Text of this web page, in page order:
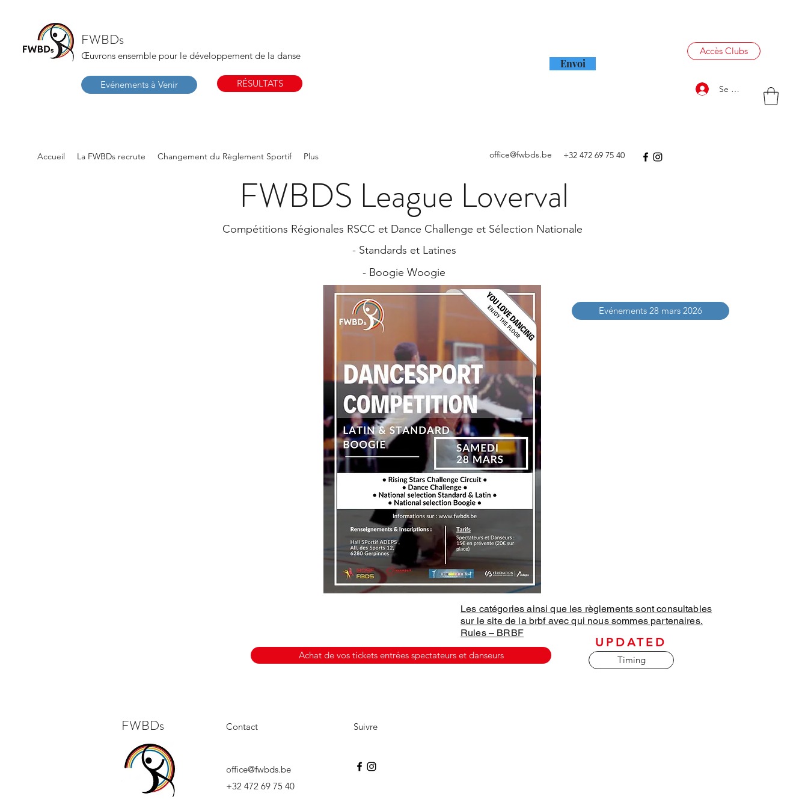
FWBDs
Œuvrons ensemble pour le développement de la danse
Evénements à Venir RÉSULTATS
Accès Clubs
Se connecter
Envoi
Accueil La FWBDs recrute Changement du Règlement Sportif Plus office@fwbds.be +32 472 69 75 40
FWBDS League Loverval
Compétitions Régionales RSCC et Dance Challenge et Sélection Nationale
- Standards et Latines
- Boogie Woogie
Evénements 28 mars 2026
Les catégories ainsi que les règlements sont consultables
sur le site de la brbf avec qui nous sommes partenaires.
Rules – BRBF
Achat de vos tickets entrées spectateurs et danseurs
Timing
UPDATED
FWBDs Contact
office@fwbds.be
+32 472 69 75 40
Suivre